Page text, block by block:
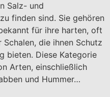
Salz- und
finden sind. Sie gehören
für ihre harten, oft
die ihnen Schutz
bieten. Diese Kategorie
Arten, einschließlich
und Hummer…